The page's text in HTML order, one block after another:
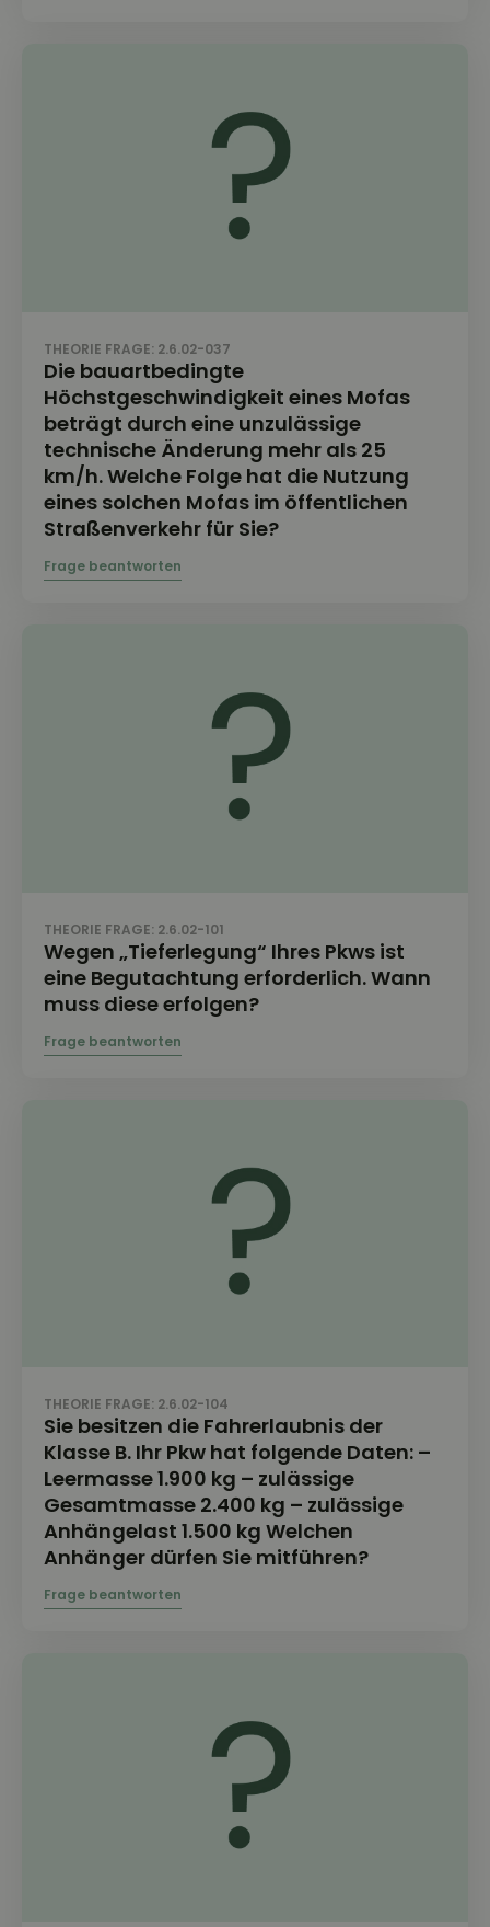
THEORIE FRAGE: 2.6.02-037
Die bauartbedingte
Höchstgeschwindigkeit eines Mofas
beträgt durch eine unzulässige
technische Änderung mehr als 25
km/h. Welche Folge hat die Nutzung
eines solchen Mofas im öffentlichen
Straßenverkehr für Sie?
THEORIE FRAGE: 2.6.02-101
Wegen „Tieferlegung“ Ihres Pkws ist
eine Begutachtung erforderlich. Wann
muss diese erfolgen?
THEORIE FRAGE: 2.6.02-104
Sie besitzen die Fahrerlaubnis der
Klasse B. Ihr Pkw hat folgende Daten: –
Leermasse 1.900 kg – zulässige
Gesamtmasse 2.400 kg – zulässige
Anhängelast 1.500 kg Welchen
Anhänger dürfen Sie mitführen?